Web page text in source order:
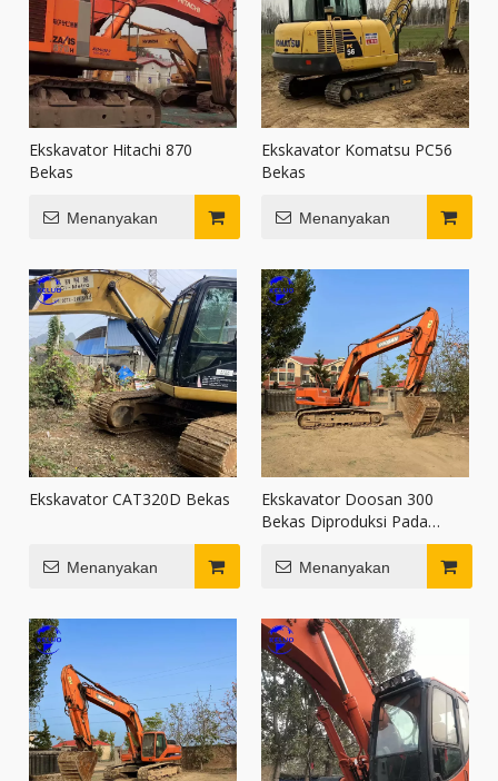
Ekskavator Hitachi 870
Bekas
Menanyakan
Ekskavator Komatsu PC56
Bekas
Menanyakan
Ekskavator CAT320D Bekas
Menanyakan
Ekskavator Doosan 300
Bekas Diproduksi Pada
Menanyakan